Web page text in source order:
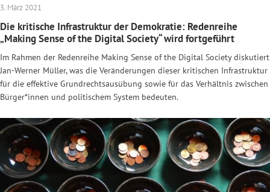
3. März 2021
Die kritische Infrastruktur der Demokratie: Redenreihe
„Making Sense of the Digital Society“ wird fortgeführt
Im Rahmen der Redenreihe Making Sense of the Digital Society diskutiert
Jan-Werner Müller, was die Veränderungen dieser kritischen Infrastruktur
für die effektive Grundrechtsausübung sowie für das Verhältnis zwischen
Bürger*innen und politischem System bedeuten.